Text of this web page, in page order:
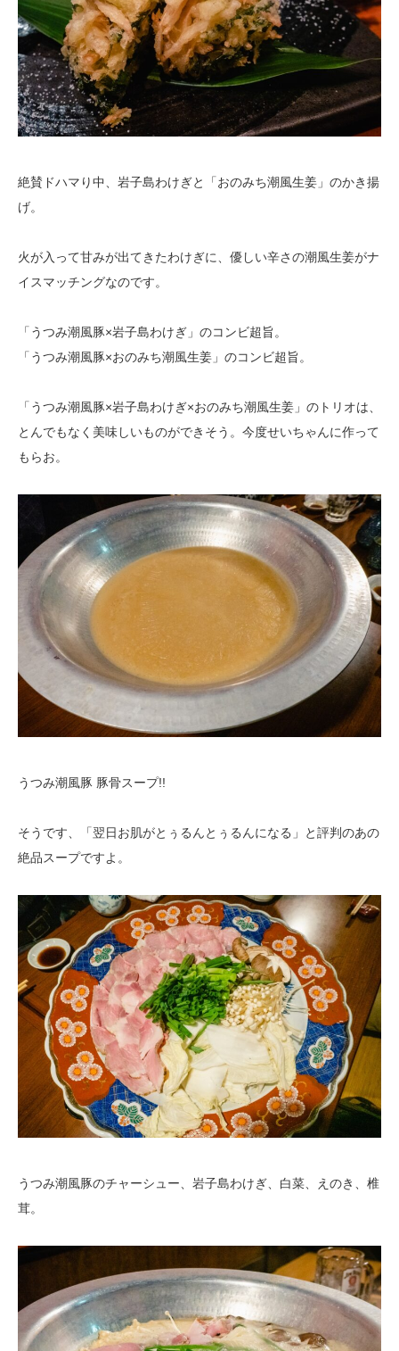
絶賛ドハマり中、岩子島わけぎと「おのみち潮風生姜」のかき揚
げ。
火が入って甘みが出てきたわけぎに、優しい辛さの潮風生姜がナ
イスマッチングなのです。
「うつみ潮風豚×岩子島わけぎ」のコンビ超旨。
「うつみ潮風豚×おのみち潮風生姜」のコンビ超旨。
「うつみ潮風豚×岩子島わけぎ×おのみち潮風生姜」のトリオは、
とんでもなく美味しいものができそう。今度せいちゃんに作って
もらお。
うつみ潮風豚 豚骨スープ!!
そうです、「翌日お肌がとぅるんとぅるんになる」と評判のあの
絶品スープですよ。
うつみ潮風豚のチャーシュー、岩子島わけぎ、白菜、えのき、椎
茸。